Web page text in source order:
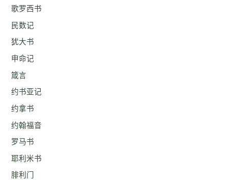
歌罗西书
民数记
犹大书
申命记
箴言
约书亚记
约拿书
约翰福音
罗马书
耶利米书
腓利门